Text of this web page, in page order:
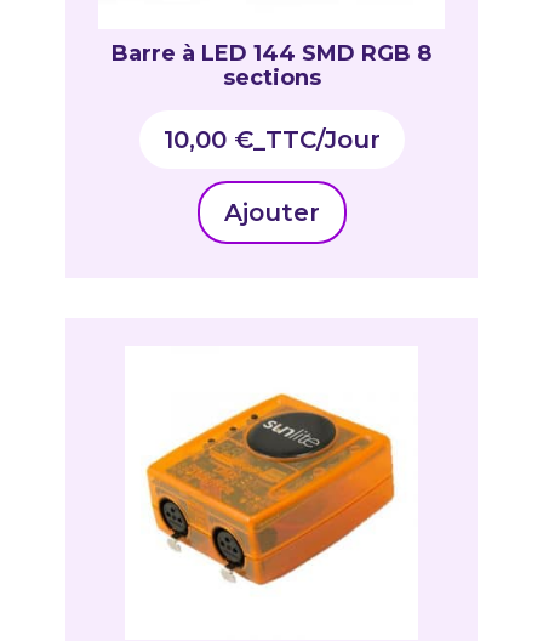
Barre à LED 144 SMD RGB 8
sections
10,00 €_TTC
Ajouter